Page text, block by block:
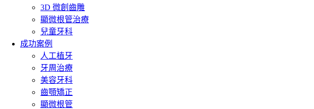
3D 微創齒雕
顯微根管治療
兒童牙科
成功案例
人工植牙
牙周治療
美容牙科
齒顎矯正
顯微根管